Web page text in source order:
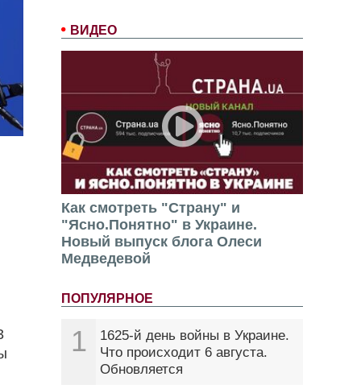
ВИДЕО
Как смотреть "Страну" и
"Ясно.Понятно" в Украине.
Новый выпуск блога Олеси
Медведевой
ПОПУЛЯРНОЕ
1
1625-й день войны в Украине.
Что происходит 6 августа.
Обновляется